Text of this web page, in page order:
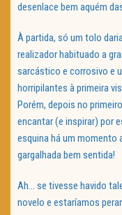
desenlace bem aquém
À partida, só um tolo
realizador habituado a
sarcástico e corrosivo e
horripilantes à primeira
Porém, depois no
encantar (e inspirar) por
esquina há um momento
gargalhada bem sentida!
Ah… se tivesse havido
novelo e estaríamos